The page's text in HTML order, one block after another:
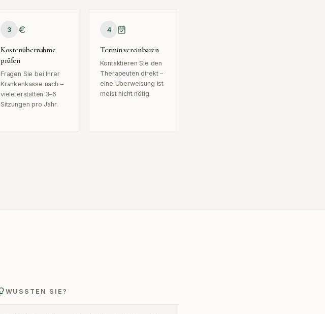
3
Kostenübernahme
prüfen
Fragen Sie bei Ihrer
Krankenkasse nach –
viele erstatten 3–6
Sitzungen pro Jahr.
4
Termin vereinbaren
Kontaktieren Sie den
Therapeuten direkt –
eine Überweisung ist
meist nicht nötig.
WUSSTEN SIE?